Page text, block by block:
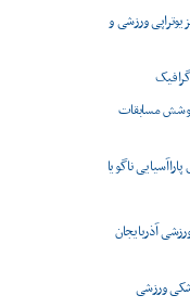
ورزشی و
توسط کمیته پوشش مسابقات
ناگویا
آذربایجان
ورزشی